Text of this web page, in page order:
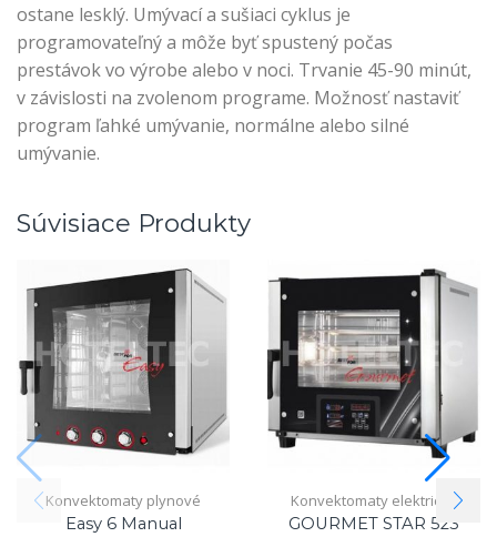
ostane lesklý. Umývací a sušiaci cyklus je
programovateľný a môže byť spustený počas
prestávok vo výrobe alebo v noci. Trvanie 45-90 minút,
v závislosti na zvolenom programe. Možnosť nastaviť
program ľahké umývanie, normálne alebo silné
umývanie.
Súvisiace Produkty
Konvektomaty plynové
Easy 6 Manual
Konvektomaty elektrické
GOURMET STAR 523